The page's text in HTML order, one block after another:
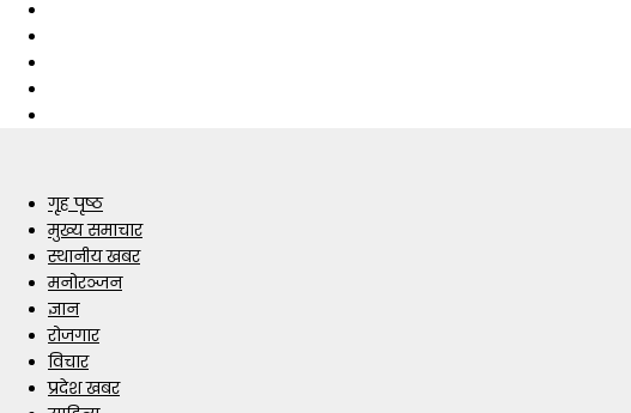
गृह पृष्ठ
मुख्य समाचार
स्थानीय खबर
मनोरञ्जन
ज्ञान
रोजगार
विचार
प्रदेश खबर